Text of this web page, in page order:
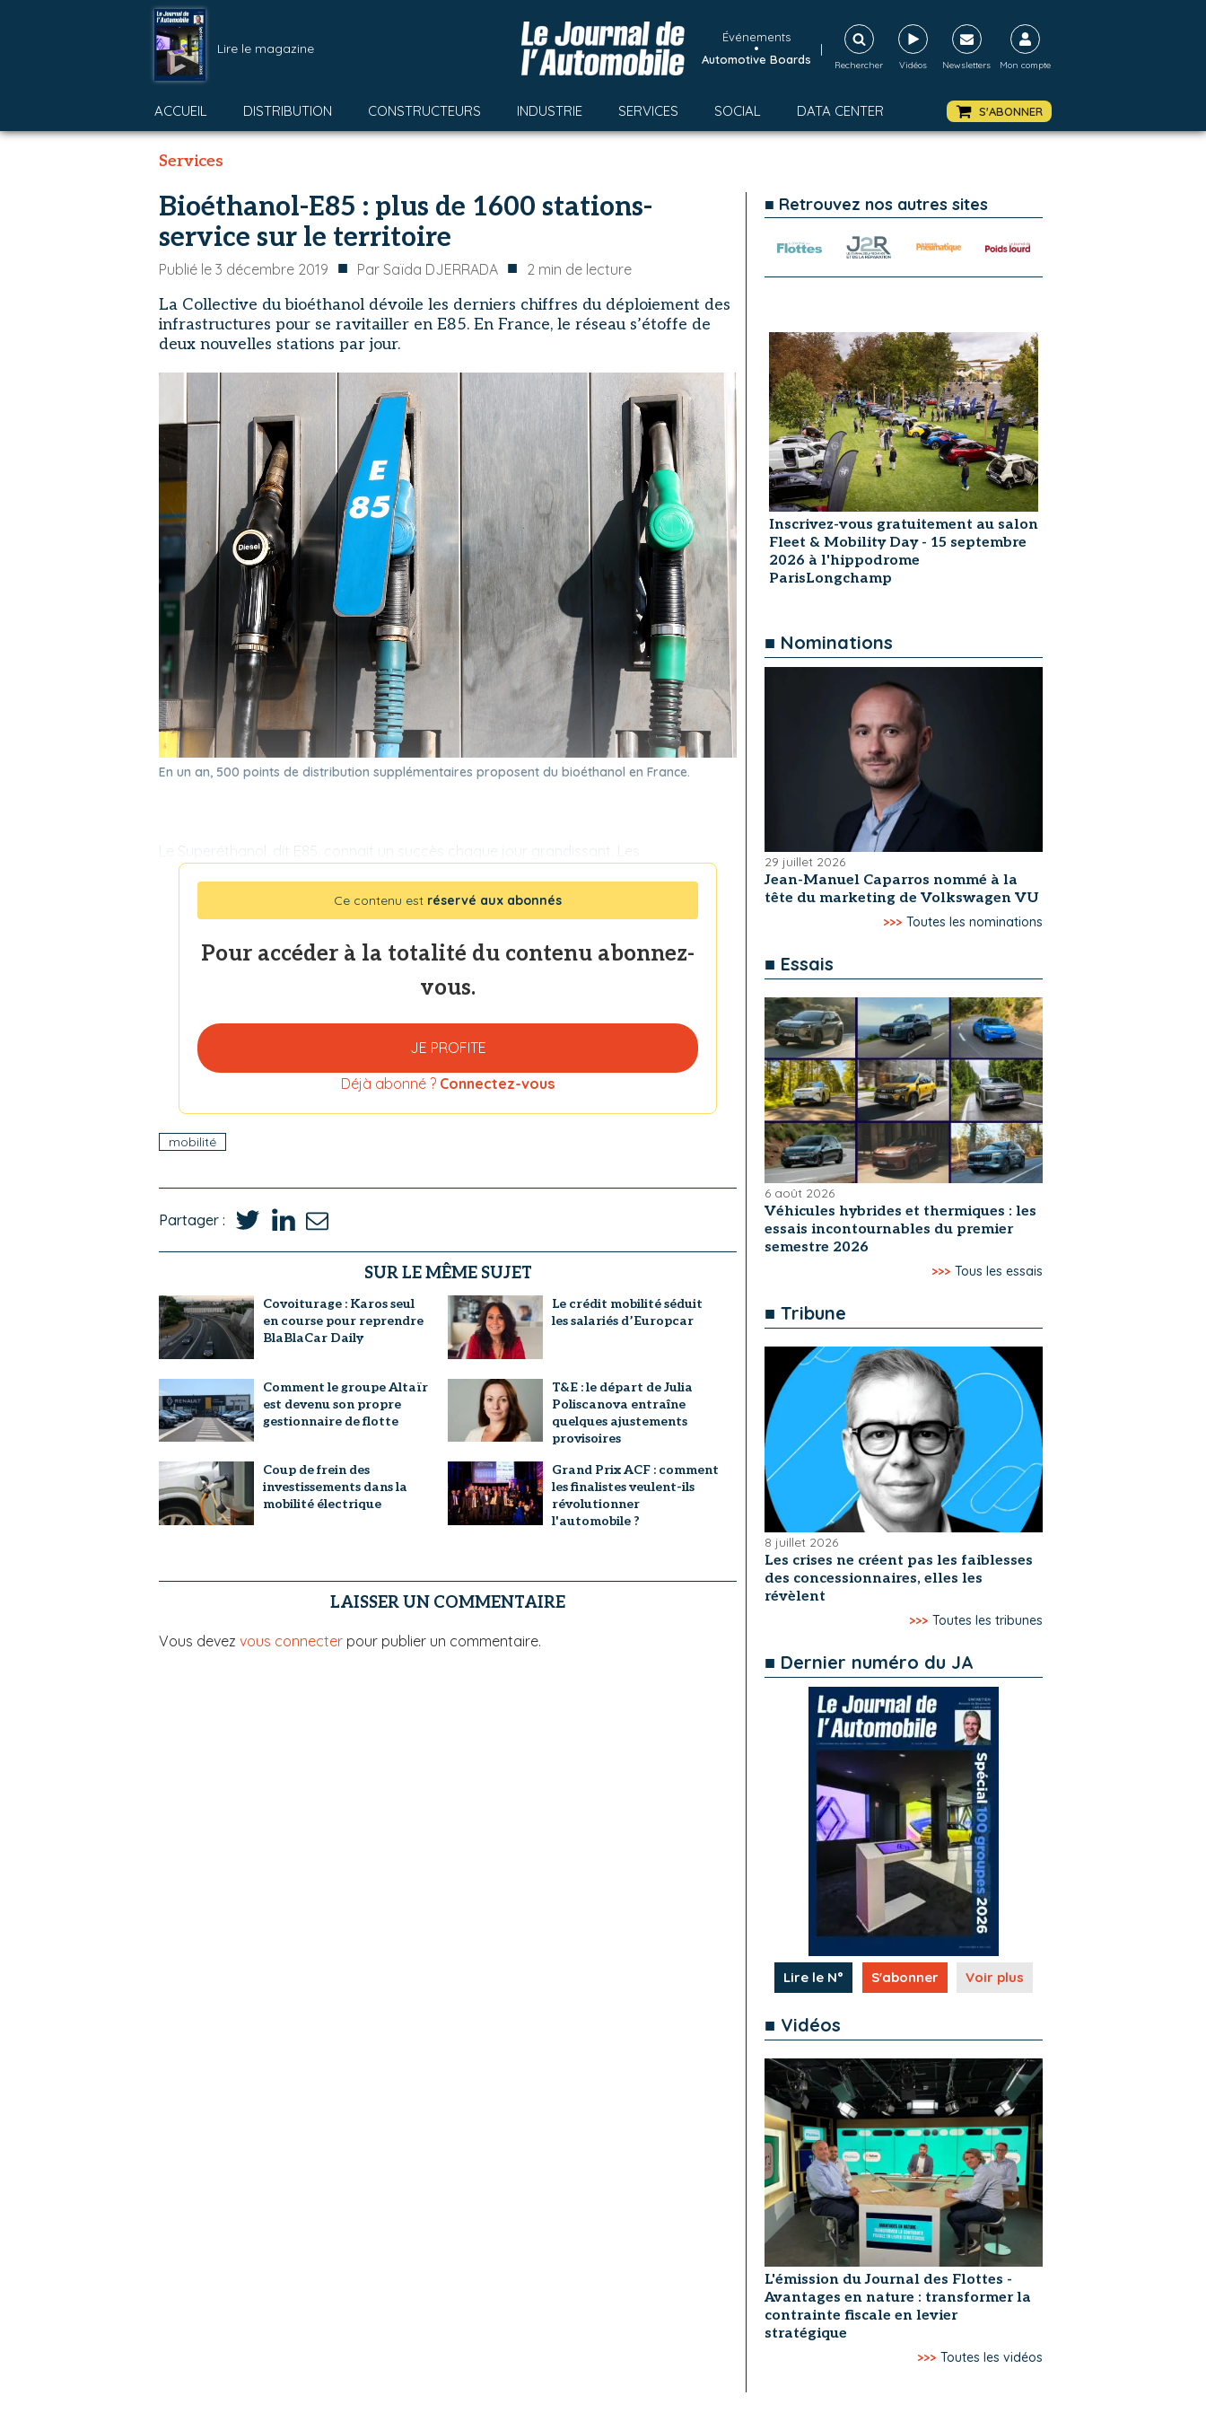
Lire le magazine
Événements
•
Automotive Boards
|
Rechercher Vidéos Newsletters Mon compte
ACCUEIL DISTRIBUTION CONSTRUCTEURS INDUSTRIE SERVICES SOCIAL DATA CENTER S'ABONNER
Services
Bioéthanol-E85 : plus de 1600 stations-
service sur le territoire
Publié le 3 décembre 2019 ■ Par Saïda DJERRADA ■ 2 min de lecture
La Collective du bioéthanol dévoile les derniers chiffres du déploiement des
infrastructures pour se ravitailler en E85. En France, le réseau s’étoffe de
deux nouvelles stations par jour.
En un an, 500 points de distribution supplémentaires proposent du bioéthanol en France.
Le Superéthanol, dit E85, connait un succès chaque jour grandissant. Les
Ce contenu est réservé aux abonnés
Pour accéder à la totalité du contenu abonnez-
vous.
JE PROFITE
Déjà abonné ? Connectez-vous
mobilité
Partager :
SUR LE MÊME SUJET
Covoiturage : Karos seul
en course pour reprendre
BlaBlaCar Daily
Le crédit mobilité séduit
les salariés d’Europcar
Comment le groupe Altaïr
est devenu son propre
gestionnaire de flotte
T&E : le départ de Julia
Poliscanova entraîne
quelques ajustements
provisoires
Coup de frein des
investissements dans la
mobilité électrique
Grand Prix ACF : comment
les finalistes veulent-ils
révolutionner
l'automobile ?
LAISSER UN COMMENTAIRE
Vous devez vous connecter pour publier un commentaire.
■ Retrouvez nos autres sites
Inscrivez-vous gratuitement au salon
Fleet & Mobility Day - 15 septembre
2026 à l'hippodrome
ParisLongchamp
■ Nominations
29 juillet 2026
Jean-Manuel Caparros nommé à la
tête du marketing de Volkswagen VU
>>> Toutes les nominations
■ Essais
6 août 2026
Véhicules hybrides et thermiques : les
essais incontournables du premier
semestre 2026
>>> Tous les essais
■ Tribune
8 juillet 2026
Les crises ne créent pas les faiblesses
des concessionnaires, elles les
révèlent
>>> Toutes les tribunes
■ Dernier numéro du JA
Lire le N° S'abonner Voir plus
■ Vidéos
L'émission du Journal des Flottes -
Avantages en nature : transformer la
contrainte fiscale en levier
stratégique
>>> Toutes les vidéos